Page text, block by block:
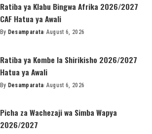
Ratiba ya Klabu Bingwa Afrika 2026/2027
CAF Hatua ya Awali
Posted
By Desamparata August 6, 2026
Ratiba ya Kombe la Shirikisho 2026/2027
Hatua ya Awali
Posted
By Desamparata August 6, 2026
Picha za Wachezaji wa Simba Wapya
2026/2027